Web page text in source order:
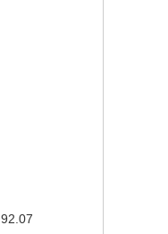
92.07